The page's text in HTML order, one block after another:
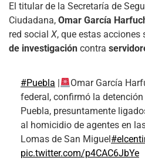
El titular de la Secretaría de
Ciudadana, Omar García
red social X, que estas acciones
de investigación contra
#Puebla |
Omar García
federal, confirmó la
Puebla, presuntamente
al homicidio de agentes en
Lomas de San Miguel
pic.twitter.com/p4CAC6JbYe